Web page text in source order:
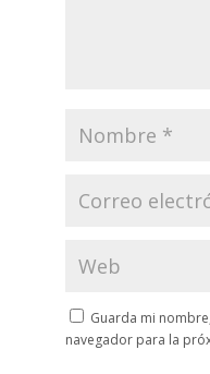
Guarda mi
navegador para la